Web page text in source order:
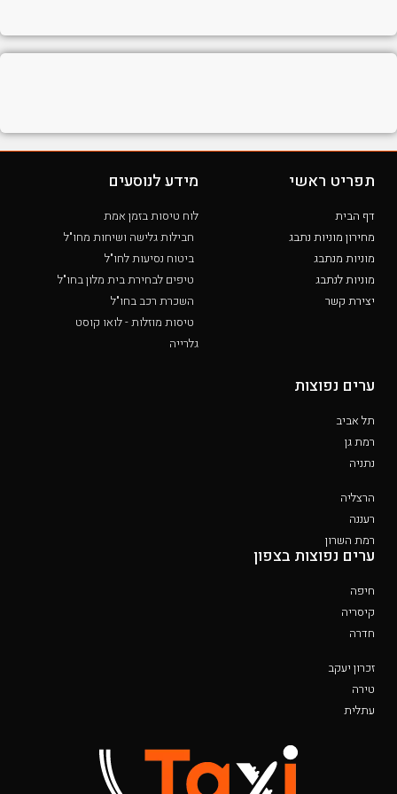
תפריט ראשי
דף הבית
מחירון מוניות נתבג
מוניות מנתבג
מוניות לנתבג
יצירת קשר
מידע לנוסעים
לוח טיסות בזמן אמת
חבילות גלישה ושיחות מחו"ל
ביטוח נסיעות לחו"ל
טיפים לבחירת בית מלון בחו"ל
השכרת רכב בחו"ל
טיסות מוזלות - לואו קוסט
גלרייה
ערים נפוצות
תל אביב
רמת גן
נתניה
הרצליה
רעננה
רמת השרון
ערים נפוצות בצפון
חיפה
קיסריה
חדרה
זכרון יעקב
טירה
עתלית